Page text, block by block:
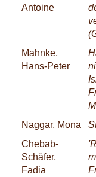
Antoine
Mahnke,
Hans-Peter
Naggar, Mona
Chebab-
Schäfer,
Fadia